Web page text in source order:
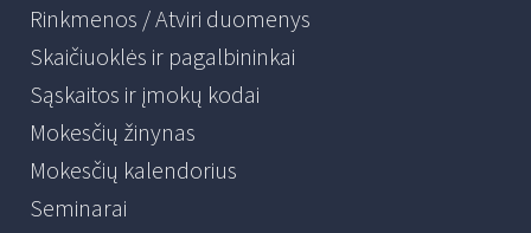
Rinkmenos / Atviri duomenys
Skaičiuoklės ir pagalbininkai
Sąskaitos ir įmokų kodai
Mokesčių žinynas
Mokesčių kalendorius
Seminarai